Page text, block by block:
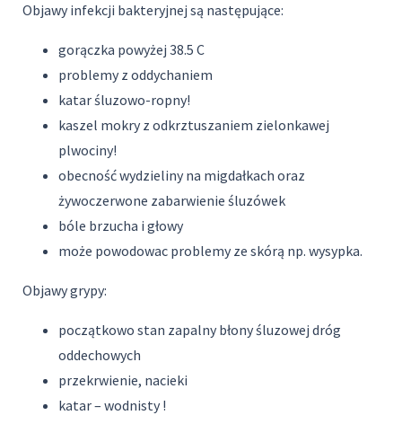
Objawy infekcji bakteryjnej są następujące:
gorączka powyżej 38.5 C
problemy z oddychaniem
katar śluzowo-ropny!
kaszel mokry z odkrztuszaniem zielonkawej
plwociny!
obecność wydzieliny na migdałkach oraz
żywoczerwone zabarwienie śluzówek
bóle brzucha i głowy
może powodowac problemy ze skórą np. wysypka.
Objawy grypy:
początkowo stan zapalny błony śluzowej dróg
oddechowych
przekrwienie, nacieki
katar – wodnisty !